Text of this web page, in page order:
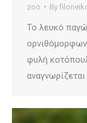
zoo By
Το λευκό
φυλή